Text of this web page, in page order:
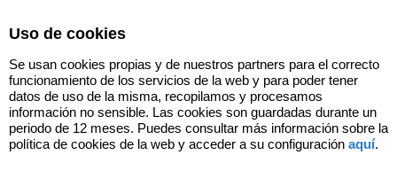
Uso de cookies
Se usan cookies propias y de nuestros partners para el correcto
funcionamiento de los servicios de la web y para poder tener
datos de uso de la misma, recopilamos y procesamos
información no sensible. Las cookies son guardadas durante un
periodo de 12 meses. Puedes consultar más información sobre la
política de cookies de la web y acceder a su configuración aquí.